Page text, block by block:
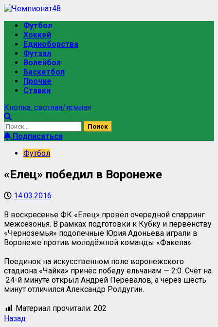
Футбол
Хоккей
Единоборства
Футзал
Волейбол
Баскетбол
Прочие
Ставки
Кнопка: светлая/темная
Подписаться
Футбол
«Елец» победил в Воронеже
14.03.2016
В воскресенье ФК «Елец» провёл очередной спарринг
межсезонья. В рамках подготовки к Кубку и первенству
«Черноземья» подопечные Юрия Адоньева играли в
Воронеже против молодёжной команды «Факела».
Поединок на искусственном поле воронежского
стадиона «Чайка» принёс победу ельчанам — 2:0. Счёт на
24-й минуте открыл Андрей Перевалов, а через шесть
минут отличился Александр Ролдугин.
Материал прочитали: 202
Назад